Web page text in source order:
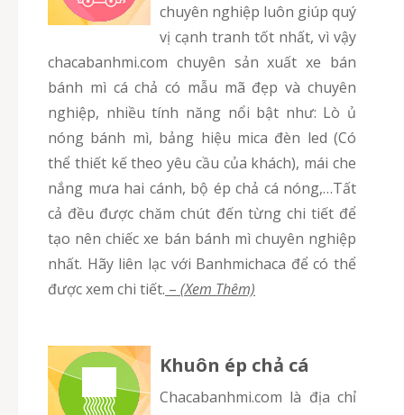
chuyên nghiệp luôn giúp quý
vị cạnh tranh tốt nhất, vì vậy
chacabanhmi.com chuyên sản xuất xe bán
bánh mì cá chả có mẫu mã đẹp và chuyên
nghiệp, nhiều tính năng nổi bật như: Lò ủ
nóng bánh mì, bảng hiệu mica đèn led (Có
thể thiết kế theo yêu cầu của khách), mái che
nắng mưa hai cánh, bộ ép chả cá nóng,…Tất
cả đều được chăm chút đến từng chi tiết để
tạo nên chiếc xe bán bánh mì chuyên nghiệp
nhất. Hãy liên lạc với Banhmichaca để có thể
được xem chi tiết. – (Xem Thêm)
Khuôn ép chả cá
chacabanhmi.com là địa chỉ